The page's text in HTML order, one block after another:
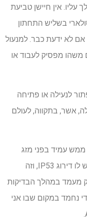
אין חיישן טביעת
בשליש התחתון
לא ידעת כבר. למנעול
משהו מפסיק לעבוד או
לנעילה או פתיחה
אשר, בתקווה, לעולם
עמיד בפני מזג
אוויר כמו כמה מנעולים חכמים אחרים. יש לו דירוג IP53, וזה
מעמד במהלך הבדיקות
נחמד במקום שבו אני